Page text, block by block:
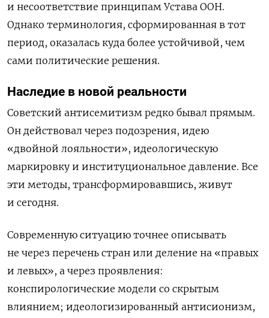
и несоответствие принципам Устава ООН.
Однако терминология, сформированная в тот
период, оказалась куда более устойчивой, чем
сами политические решения.
Наследие в новой реальности
Советский антисемитизм редко бывал прямым.
Он действовал через подозрения, идею
«двойной лояльности», идеологическую
маркировку и институциональное давление. Все
эти методы, трансформировавшись, живут
и сегодня.
Современную ситуацию точнее описывать
не через перечень стран или деление на «правых
и левых», а через проявления:
конспирологические модели со скрытым
влиянием; идеологизированный антисионизм,